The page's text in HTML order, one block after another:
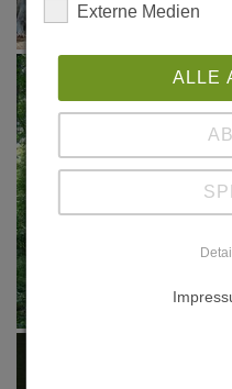
Externe Medien
ALLE